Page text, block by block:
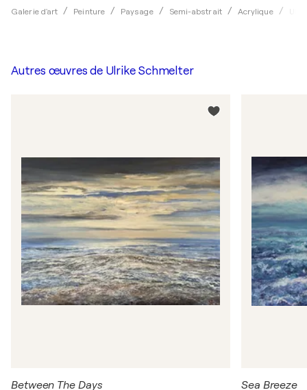
Galerie d'art Peinture Paysage Semi-abstrait Acrylique
Autres œuvres de Ulrike Schmelter
Between The Days Sea Breeze